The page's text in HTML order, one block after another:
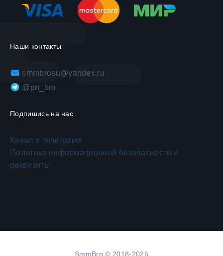
Наши контакты
smmbrosu@yandex.ru
@po_bro
Подпишись на нас
Канал в телеграме
Политика информационной безопасности и
реквизиты
SmmBro © 2018-2026